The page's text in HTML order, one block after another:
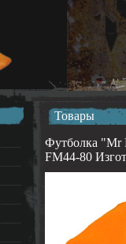
Товары
Футболка "Mr
FM44-80